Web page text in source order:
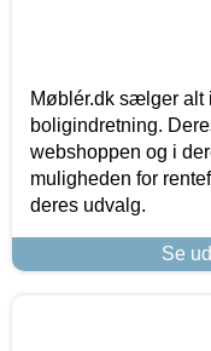
Møblér.dk sælger alt
boligindretning.
webshoppen og i
muligheden for
deres udvalg.
Se